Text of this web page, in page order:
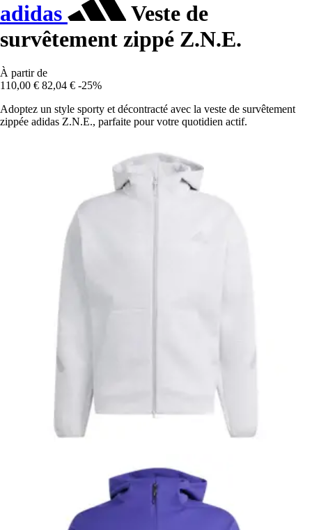
adidas
Veste de
survêtement zippé Z.N.E.
À partir de
110,00 € 82,04 € -25%
Adoptez un style sporty et décontracté avec la veste de survêtement
zippée adidas Z.N.E., parfaite pour votre quotidien actif.